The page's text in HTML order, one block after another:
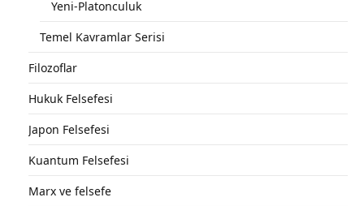
Yeni-Platonculuk
Temel Kavramlar Serisi
Filozoflar
Hukuk Felsefesi
Japon Felsefesi
Kuantum Felsefesi
Marx ve felsefe